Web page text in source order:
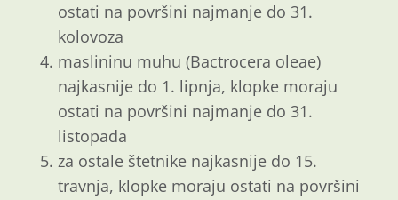
ostati na površini najmanje do 31.
kolovoza
maslininu muhu (Bactrocera oleae)
najkasnije do 1. lipnja, klopke moraju
ostati na površini najmanje do 31.
listopada
za ostale štetnike najkasnije do 15.
travnja, klopke moraju ostati na površini